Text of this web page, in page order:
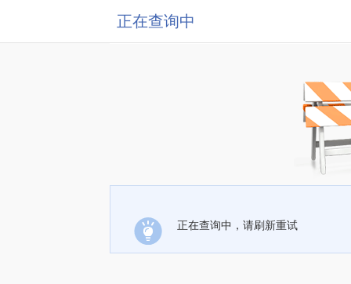
正在查询中
正在查询中，请刷新重试